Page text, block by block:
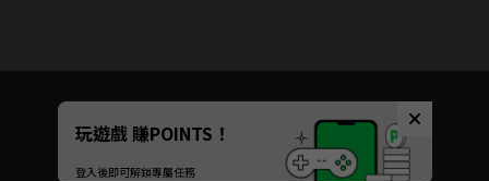
Unmute
如有不便請見諒
玩遊戲 賺POINTS！
登入後即可解鎖專屬任務